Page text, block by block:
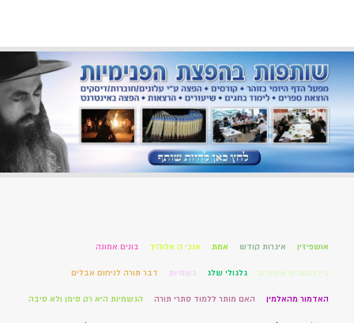
אושפיזין איגרות קודש אמת אנכי ה אלוהיך בונים אמונה
בין המצרים איסורים גלגולי שלג גשמיות דבר תורה לניחום אבלים
האדמור מהאלמין האם מותר ללמוד סתרי תורה הגשמיות היא רק סימן ולא סיבה